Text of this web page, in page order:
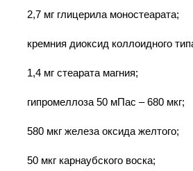
2,7 мг глицерила моностеарата;
кремния диоксид коллоидного
1,4 мг стеарата магния;
гипромеллоза 50 мПас – 680 мкг;
580 мкг железа оксида желтого;
50 мкг карнаубского воска;